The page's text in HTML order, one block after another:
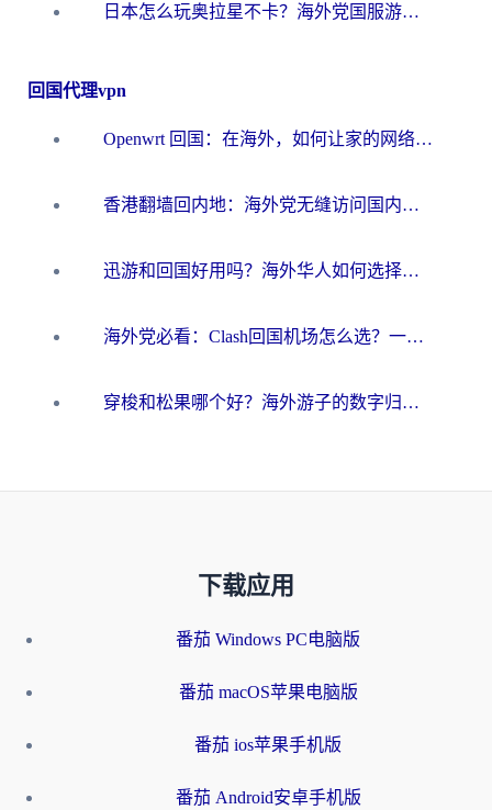
日本怎么玩奥拉星不卡？海外党国服游戏加速器选择全攻略
回国代理vpn
Openwrt 回国：在海外，如何让家的网络触手可及
香港翻墙回内地：海外党无缝访问国内资源的加速器选择全攻略
迅游和回国好用吗？海外华人如何选择靠谱的回国加速器
海外党必看：Clash回国机场怎么选？一篇搞定无缝访问国内资源的全攻略
穿梭和松果哪个好？海外游子的数字归乡路，到底该怎么选
下载应用
番茄 Windows PC电脑版
番茄 macOS苹果电脑版
番茄 ios苹果手机版
番茄 Android安卓手机版